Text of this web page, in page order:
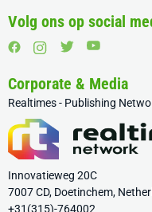
Volg ons op social
Corporate & Media
Realtimes - Publishing
Innovatieweg 20C
7007 CD, Doetinchem,
+31(315)-764002